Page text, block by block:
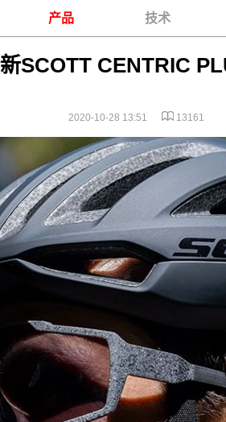
产品 技术
SCOTT CENTRIC
2020-10-28 13:51 13161